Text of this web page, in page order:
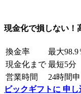
現金化で損しない！
換金率
最大98.9
現金化まで 最短5分
営業時間
24時間
ビックギフトに 申し